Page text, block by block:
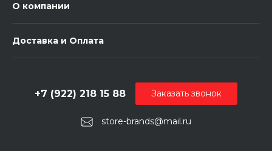
О компании
Доставка и Оплата
store-brands@mail.ru
+7 (922) 218 15 88 Заказать звонок